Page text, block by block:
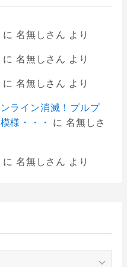
に 名無しさん より
に 名無しさん より
に 名無しさん より
ライン消滅！プルプ
様・・・
に 名無しさ
に 名無しさん より